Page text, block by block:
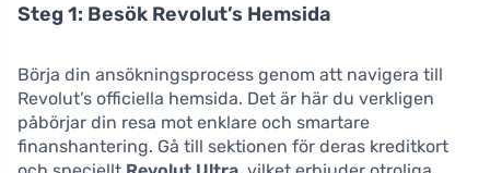
Steg 1: Besök Revolut’s Hemsida
Börja din ansökningsprocess genom att navigera till
Revolut’s officiella hemsida. Det är här du verkligen
påbörjar din resa mot enklare och smartare
finanshantering. Gå till sektionen för deras kreditkort